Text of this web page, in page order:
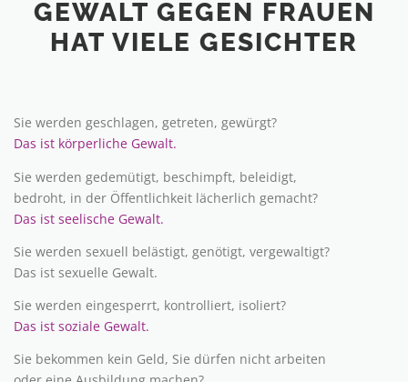
GEWALT GEGEN FRAUEN
HAT VIELE GESICHTER
Sie werden geschlagen, getreten, gewürgt?
Das ist körperliche Gewalt.
Sie werden gedemütigt, beschimpft, beleidigt,
bedroht, in der Öffentlichkeit lächerlich gemacht?
Das ist seelische Gewalt.
Sie werden sexuell belästigt, genötigt, vergewaltigt?
Das ist sexuelle Gewalt.
Sie werden eingesperrt, kontrolliert, isoliert?
Das ist soziale Gewalt.
Sie bekommen kein Geld, Sie dürfen nicht arbeiten